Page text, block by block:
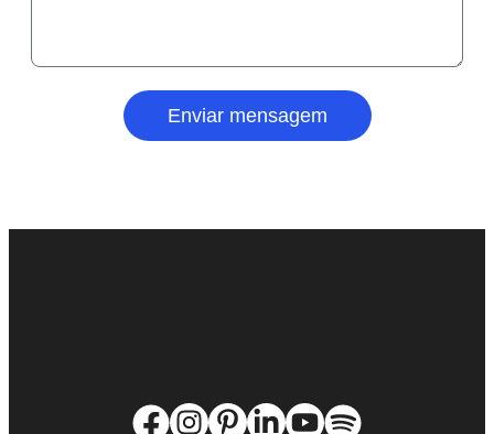
Enviar mensagem